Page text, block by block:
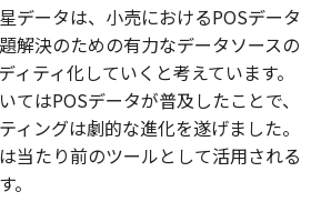
データは、小売におけるPOSデータ
解決のための有力なデータソースの
ィティ化していくと考えています。
てはPOSデータが普及したことで、
ィングは劇的な進化を遂げました。
当たり前のツールとして活用される
。